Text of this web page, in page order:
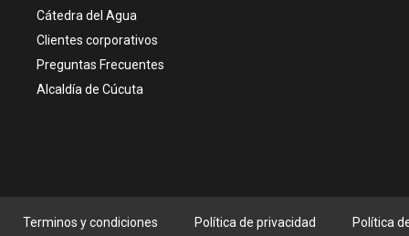
Cátedra del Agua
Clientes corporativos
Preguntas Frecuentes
Alcaldía de Cúcuta
Terminos y condiciones Política de privacidad Política